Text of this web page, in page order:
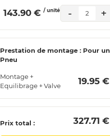
143.90 € / unité - 2 +
Prestation de montage : Pour un
Pneu
Montage +
Equilibrage + Valve
19.95 €
Prix total : 327.71 €